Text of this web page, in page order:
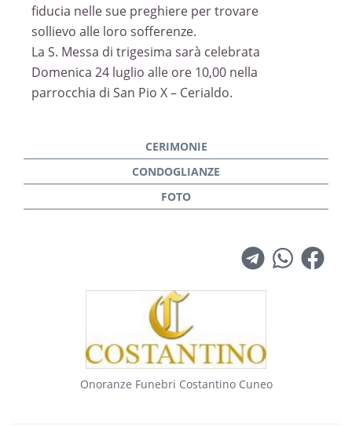
fiducia nelle sue preghiere per trovare
sollievo alle loro sofferenze.
La S. Messa di trigesima sarà celebrata
Domenica 24 luglio alle ore 10,00 nella
parrocchia di San Pio X – Cerialdo.
Onoranze Funebri Costantino Cuneo